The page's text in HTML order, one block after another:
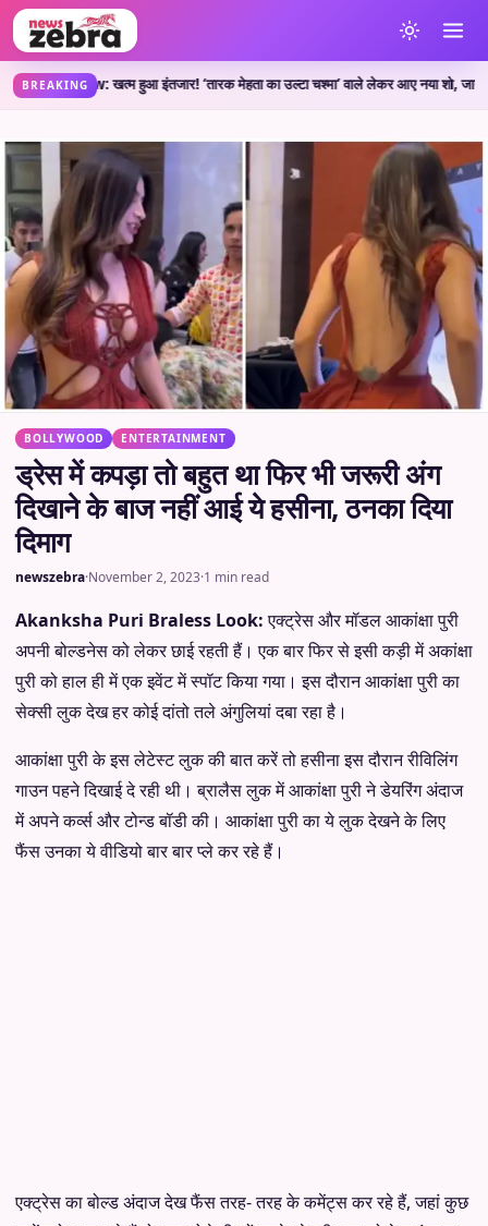
BREAKING
Show: खत्म हुआ इंतजार! ‘तारक मेहता का उल्टा चश्मा’ वाले लेकर आए नया शो, जानें कहां
BOLLYWOOD ENTERTAINMENT
ड्रेस में कपड़ा तो बहुत था फिर भी जरूरी अंग
दिखाने के बाज नहीं आई ये हसीना, ठनका दिया
दिमाग
newszebra·November 2, 2023·1 min read
Akanksha Puri Braless Look:एक्ट्रेस और मॉडल आकांक्षा पुरी
अपनी बोल्डनेस को लेकर छाई रहती हैं। एक बार फिर से इसी कड़ी में अकांक्षा
पुरी को हाल ही में एक इवेंट में स्पॉट किया गया। इस दौरान आकांक्षा पुरी का
सेक्सी लुक देख हर कोई दांतो तले अंगुलियां दबा रहा है।
आकांक्षा पुरी के इस लेटेस्ट लुक की बात करें तो हसीना इस दौरान रीविलिंग
गाउन पहने दिखाई दे रही थी। ब्रालैस लुक में आकांक्षा पुरी ने डेयरिंग अंदाज
में अपने कर्व्स और टोन्ड बॉडी की। आकांक्षा पुरी का ये लुक देखने के लिए
फैंस उनका ये वीडियो बार बार प्ले कर रहे हैं।
एक्ट्रेस का बोल्ड अंदाज देख फैंस तरह- तरह के कमेंट्स कर रहे हैं, जहां कुछ